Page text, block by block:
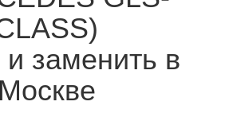
и заменить в
Москве